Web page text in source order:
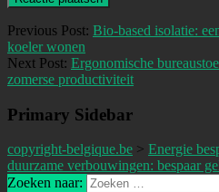
Previous Post: Bio-based isolatie:
koeler wonen
Next Post: Ergonomische
zomerse productiviteit
Primary Sidebar
copyright-belgique.be > Energie
duurzame verbouwingen: bespaar
Zoeken naar: